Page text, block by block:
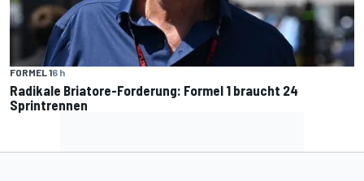
FORMEL 16 h
Radikale Briatore-Forderung: Formel 1 braucht 24
Sprintrennen